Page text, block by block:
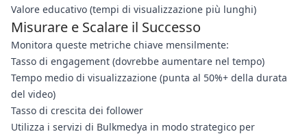
Valore educativo (tempi di visualizzazione più lunghi)
Misurare e Scalare il Successo
Monitora queste metriche chiave mensilmente:
Tasso di engagement (dovrebbe aumentare nel tempo)
Tempo medio di visualizzazione (punta al 50%+ della durata
del video)
Tasso di crescita dei follower
Utilizza i servizi di Bulkmedya in modo strategico per